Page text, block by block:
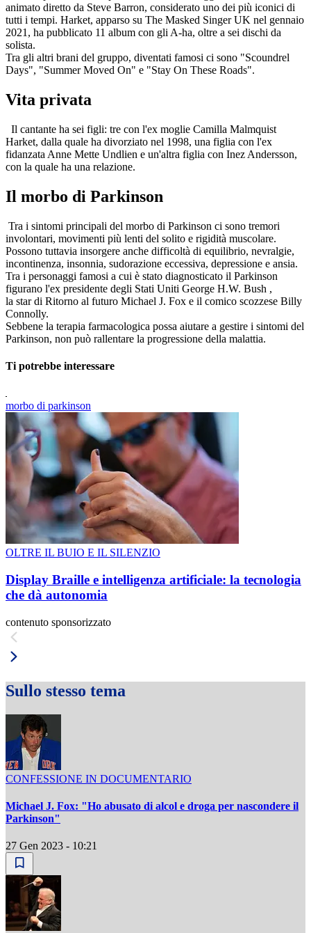
animato diretto da Steve Barron, considerato uno dei più iconici di
tutti i tempi. Harket, apparso su The Masked Singer UK nel gennaio
2021, ha pubblicato 11 album con gli A-ha, oltre a sei dischi da
solista.
Tra gli altri brani del gruppo, diventati famosi ci sono "Scoundrel
Days", "Summer Moved On" e "Stay On These Roads".
Vita privata
Il cantante ha sei figli: tre con l'ex moglie Camilla Malmquist
Harket, dalla quale ha divorziato nel 1998, una figlia con l'ex
fidanzata Anne Mette Undlien e un'altra figlia con Inez Andersson,
con la quale ha una relazione.
Il morbo di Parkinson
Tra i sintomi principali del morbo di Parkinson ci sono tremori
involontari, movimenti più lenti del solito e rigidità muscolare.
Possono tuttavia insorgere anche difficoltà di equilibrio, nevralgie,
incontinenza, insonnia, sudorazione eccessiva, depressione e ansia.
Tra i personaggi famosi a cui è stato diagnosticato il Parkinson
figurano l'ex presidente degli Stati Uniti George H.W. Bush ,
la star di Ritorno al futuro Michael J. Fox e il comico scozzese Billy
Connolly.
Sebbene la terapia farmacologica possa aiutare a gestire i sintomi del
Parkinson, non può rallentare la progressione della malattia.
Ti potrebbe interessare
morbo di parkinson
OLTRE IL BUIO E IL SILENZIO
Display Braille e intelligenza artificiale: la tecnologia
che dà autonomia
contenuto sponsorizzato
Sullo stesso tema
CONFESSIONE IN DOCUMENTARIO
Michael J. Fox: "Ho abusato di alcol e droga per nascondere il
Parkinson"
27 Gen 2023 - 10:21